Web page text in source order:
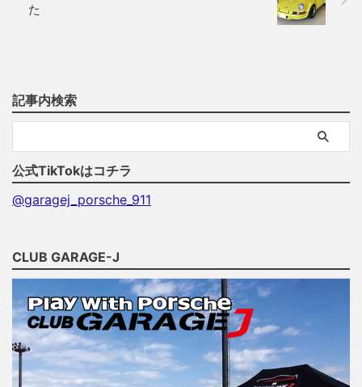
た
記事内検索
公式TikTokはコチラ
@garagej_porsche_911
CLUB GARAGE-J